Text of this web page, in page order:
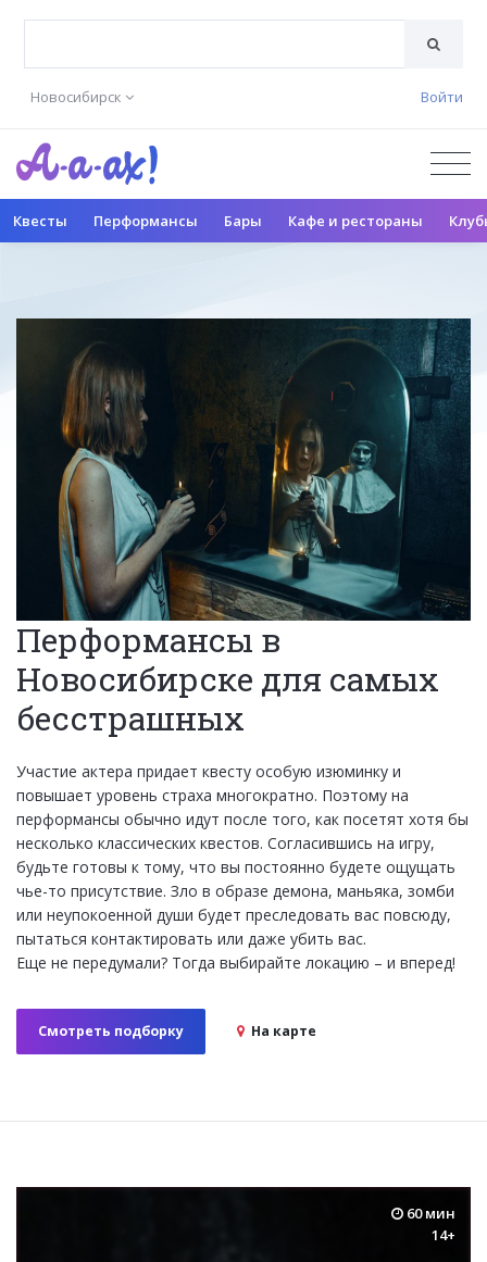
Новосибирск Войти
Квесты Перформансы Бары Кафе и рестораны
Перформансы в
Новосибирске для самых
бесстрашных
Участие актера придает квесту особую изюминку и
повышает уровень страха многократно. Поэтому на
перформансы обычно идут после того, как посетят хотя бы
несколько классических квестов. Согласившись на игру,
будьте готовы к тому, что вы постоянно будете ощущать
чье-то присутствие. Зло в образе демона, маньяка, зомби
или неупокоенной души будет преследовать вас повсюду,
пытаться контактировать или даже убить вас.
Еще не передумали? Тогда выбирайте локацию – и вперед!
Смотреть подборку На карте
60 мин
14+